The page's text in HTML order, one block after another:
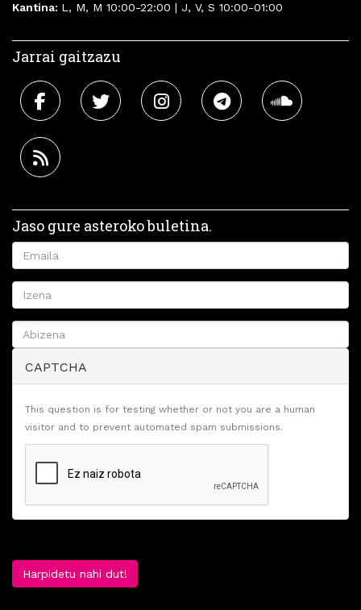
Kantina: L, M, M 10:00-22:00 | J, V, S 10:00-01:00
Jarrai gaitzazu
Jaso gure asteroko buletina.
CAPTCHA
This question is for testing whether or not you are a human
visitor and to prevent automated spam submissions.
Harpidetu nahi dut!